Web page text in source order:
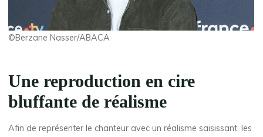
©Berzane Nasser/ABACA
Une reproduction en cire
bluffante de réalisme
Afin de représenter le chanteur avec un réalisme saisissant, les